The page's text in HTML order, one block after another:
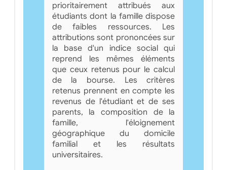
prioritairement attribués aux
étudiants dont la famille dispose
de faibles ressources. Les
attributions sont prononcées sur
la base d'un indice social qui
reprend les mêmes éléments
que ceux retenus pour le calcul
de la bourse. Les critères
retenus prennent en compte les
revenus de l'étudiant et de ses
parents, la composition de la
famille, l'éloignement
géographique du domicile
familial et les résultats
universitaires.